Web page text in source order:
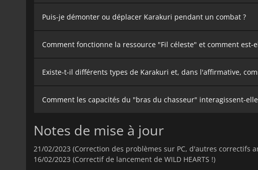
Puis-je démonter ou déplacer Karakuri pendant un combat ?
Comment fonctionne la ressource "Fil céleste" et comment est-
Existe-t-il différents types de Karakuri et, dans l'affirmative,
Comment les capacités du "bras du chasseur" interagissent-
Notes de mise à jour
21/02/2023 (Correction des problèmes sur PC, d'autres correctifs
16/02/2023 (Correctif de lancement de WILD HEARTS !)